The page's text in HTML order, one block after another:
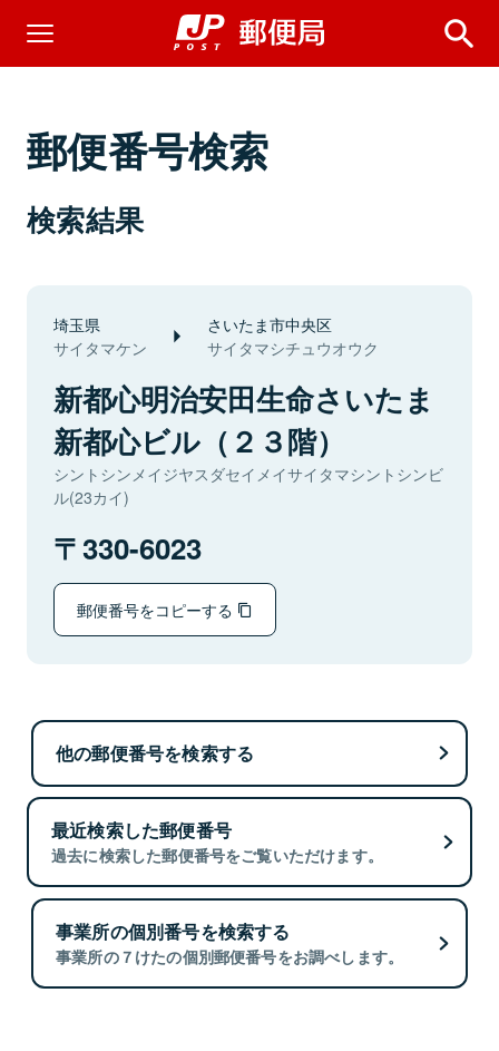
郵便番号検索
検索結果
埼玉県
サイタマケン
さいたま市中央区
サイタマシチュウオウク
新都心明治安田生命さいたま
新都心ビル（２３階）
シントシンメイジヤスダセイメイサイタマシントシンビ
ル(23カイ)
330-6023
郵便番号をコピーする
他の郵便番号を検索する
最近検索した郵便番号
過去に検索した郵便番号をご覧いただけます。
事業所の個別番号を検索する
事業所の７けたの個別郵便番号をお調べします。